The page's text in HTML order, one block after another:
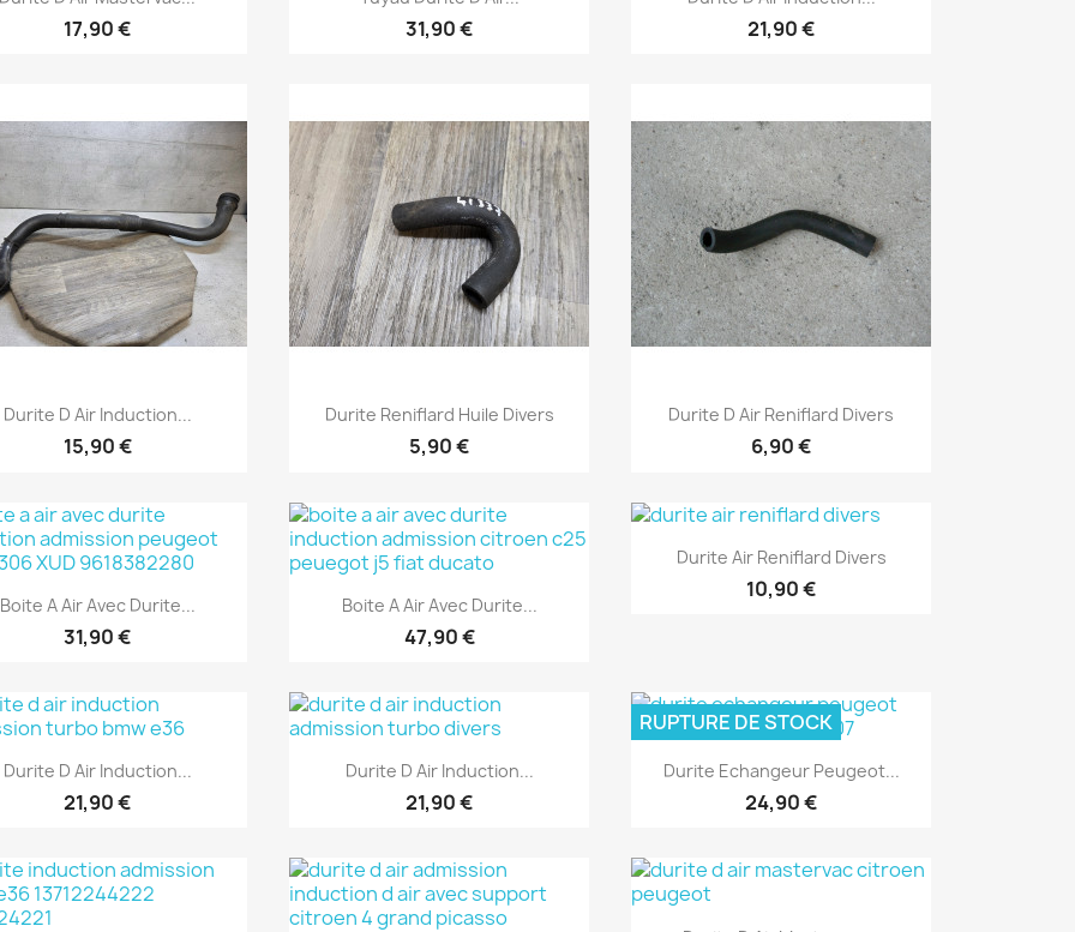
17,90 € 31,90 € 21,90 €
Aperçu rapide
Durite D Air Induction...
15,90 €
Aperçu rapide
Durite Reniflard Huile Divers
5,90 €
Aperçu rapide
Durite D Air Reniflard Divers
6,90 €
 Aperçu rapide
Boite A Air Avec Durite...
31,90 €
 Aperçu rapide
Boite A Air Avec Durite...
47,90 €
 Aperçu rapide
Durite Air Reniflard Divers
10,90 €
Aperçu rapide
Durite D Air Induction...
21,90 €
Aperçu rapide
Durite D Air Induction...
21,90 €
Aperçu rapide
Durite Echangeur Peugeot...
24,90 €
RUPTURE DE STOCK